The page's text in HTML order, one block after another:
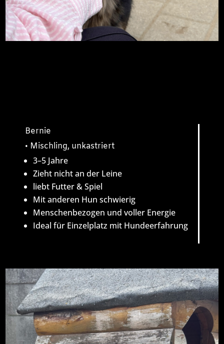
Bernie
• Mischling, unkastriert
3–5 Jahre
Zieht nicht an der Leine
liebt Futter & Spiel
Mit anderen Hun schwierig
Menschenbezogen und voller Energie
Ideal für Einzelplatz mit Hundeerfahrung